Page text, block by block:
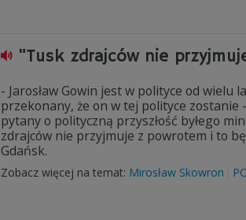
"Tusk zdrajców nie
- Jarosław Gowin jest w polityce od
przekonany, że on w tej polityce zostanie
pytany o polityczną przyszłość byłego
zdrajców nie przyjmuje z powrotem i to
Gdańsk.
Zobacz więcej na temat: Mirosław Skowron